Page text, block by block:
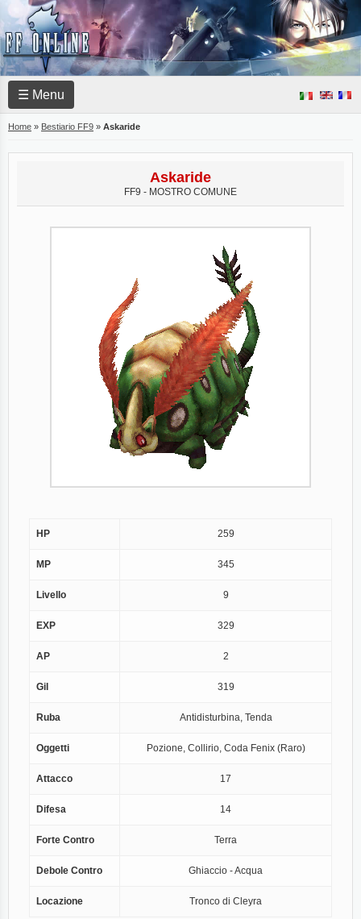
☰ Menu
Home » Bestiario FF9 » Askaride
Askaride
FF9 - MOSTRO COMUNE
HP 259
MP 345
Livello 9
EXP 329
AP 2
Gil 319
Ruba Antidisturbina, Tenda
Oggetti Pozione, Collirio, Coda Fenix (Raro)
Attacco 17
Difesa 14
Forte Contro Terra
Debole Contro Ghiaccio - Acqua
Locazione Tronco di Cleyra